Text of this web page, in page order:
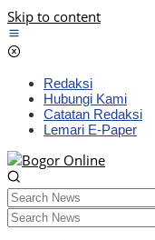
Skip to content
Redaksi
Hubungi Kami
Catatan Redaksi
Lemari E-Paper